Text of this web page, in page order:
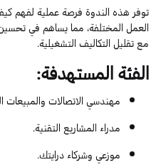
توفرهذهالندوةفرصةعمليةلفهم
العملالمختلفة، ممايساهمفي
معتقليلالتكاليفالتشغيلية.
الفئة المستهدفة:
مهندسي الاتصالات والمبيعات
مدراء المشاريع التقنية.
موزعي وشركاء درايتك.